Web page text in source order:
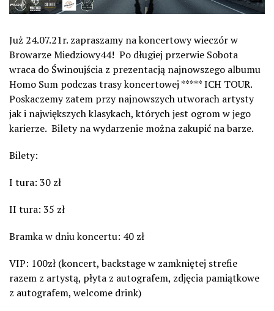
Już 24.07.21r. zapraszamy na koncertowy wieczór w
Browarze Miedziowy44! Po długiej przerwie Sobota
wraca do Świnoujścia z prezentacją najnowszego albumu
Homo Sum podczas trasy koncertowej ***** ICH TOUR.
Poskaczemy zatem przy najnowszych utworach artysty
jak i największych klasykach, których jest ogrom w jego
karierze. Bilety na wydarzenie można zakupić na barze.
Bilety:
I tura: 30 zł
II tura: 35 zł
Bramka w dniu koncertu: 40 zł
VIP: 100zł (koncert, backstage w zamkniętej strefie
razem z artystą, płyta z autografem, zdjęcia pamiątkowe
z autografem, welcome drink)